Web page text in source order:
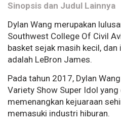
Sinopsis dan Judul Lainnya
Dylan Wang merupakan
Southwest College Of Civil
basket sejak masih kecil, dan
adalah LeBron James.
Pada tahun 2017, Dylan
Variety Show Super Idol
memenangkan kejuaraan
memasuki industri hiburan.